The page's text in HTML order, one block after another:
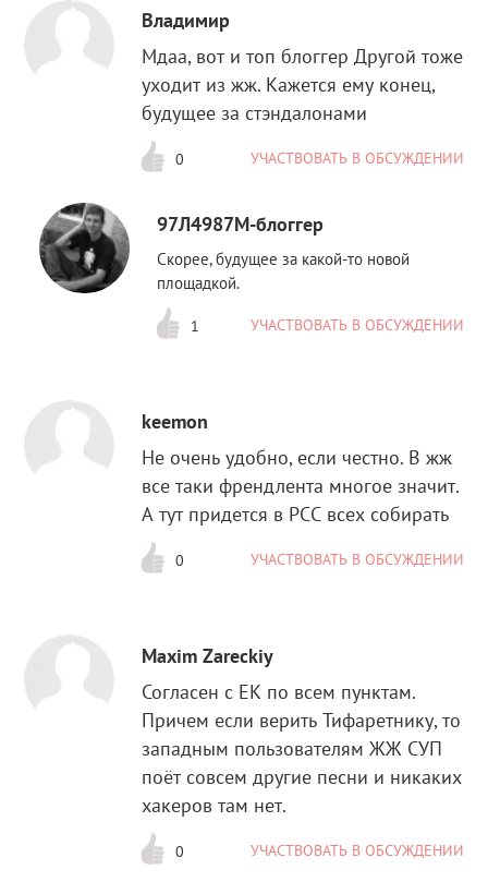
Владимир
Мдаа, вот и топ блоггер Другой тоже
уходит из жж. Кажется ему конец,
будущее за стэндалонами
0 УЧАСТВОВАТЬ В ОБСУЖДЕНИИ
97Л4987М-блоггер
Скорее, будущее за какой-то новой
площадкой.
1 УЧАСТВОВАТЬ В ОБСУЖДЕНИИ
keemon
Не очень удобно, если честно. В жж
все таки френдлента многое значит.
А тут придется в РСС всех собирать
0 УЧАСТВОВАТЬ В ОБСУЖДЕНИИ
Maxim Zareckiy
Согласен с ЕК по всем пунктам.
Причем если верить Тифаретнику, то
западным пользователям ЖЖ СУП
поёт совсем другие песни и никаких
хакеров там нет.
0 УЧАСТВОВАТЬ В ОБСУЖДЕНИИ